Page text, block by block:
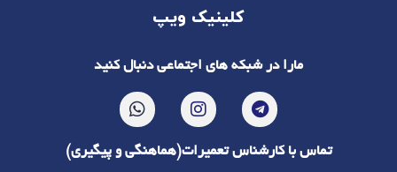
کلینیک ویپ
مارا در شبکه های اجتماعی دنبال کنید
تماس با کارشناس تعمیرات(هماهنگی و پیگیری)